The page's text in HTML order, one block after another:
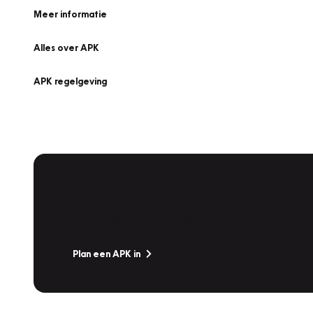
Meer informatie
Alles over APK
APK regelgeving
Plan een APK in